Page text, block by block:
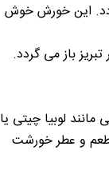
این خورش خوش
باز می گردد.
لوبیا چیتی یا
طعم و عطر خورشت